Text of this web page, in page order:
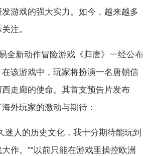
游戏的强大实力。如今，越来越多
注。
新动作冒险游戏《归唐》一经公布
该游戏中，玩家将扮演一名唐朝信
走廊的使命。其首支预告片发布
外玩家的激动与期待：
人的历史文化，我十分期待能玩到
作。”“以前只能在游戏里操控欧洲